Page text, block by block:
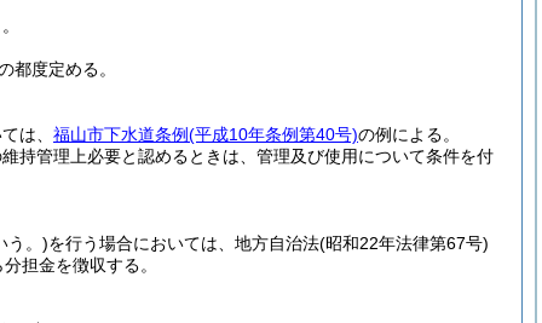
都度定める。
は、 福山市下水道条例(平成10年条例第40号)の例による。
持管理上必要と認めるときは、管理及び使用について条件を付
う。)を行う場合においては、地方自治法(昭和22年法律第67号)
担金を徴収する。